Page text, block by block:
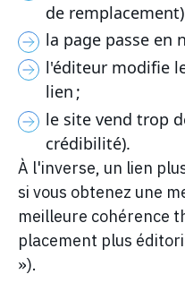
de remplacement)
la page passe en
l'éditeur modifie
lien ;
le site vend trop
crédibilité).
À l'inverse, un lien
si vous obtenez une
meilleure cohérence
placement plus
»).